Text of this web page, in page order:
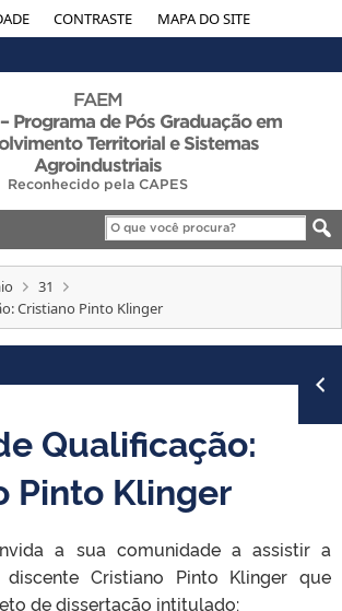
CONTRASTE MAPA DO SITE
FAEM
Programa de Pós Graduação em
Territorial e Sistemas
Agroindustriais
Reconhecido pela CAPES
31
Cristiano Pinto Klinger
Qualificação:
Pinto Klinger
a sua comunidade a assistir a
Cristiano Pinto Klinger que
de dissertação intitulado: